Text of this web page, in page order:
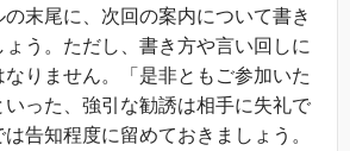
末尾に、次回の案内について書き
う。ただし、書き方や言い回しに
りません。「是非ともご参加いた
いった、強引な勧誘は相手に失礼で
告知程度に留めておきましょう。